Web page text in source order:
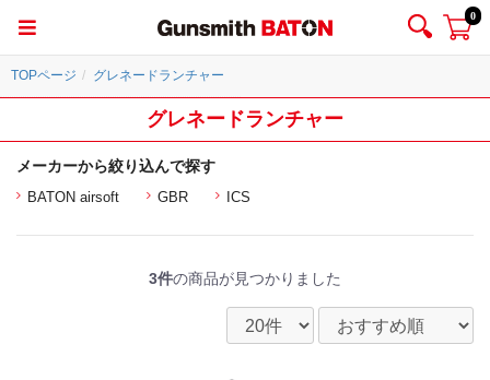
0
TOPページ グレネードランチャー
グレネードランチャー
メーカーから絞り込んで探す
BATON airsoft GBR ICS
3件の商品が見つかりました